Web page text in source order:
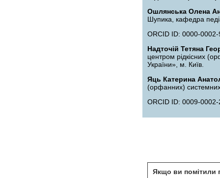
Ошлянська Олена
Шупика, кафедра
ORCID ID: 0000-
Надточій Тетяна
центром рідкісних
України», м. Київ.
Яць Катерина
(орфанних)
ORCID ID: 0009-
Якщо ви помітили